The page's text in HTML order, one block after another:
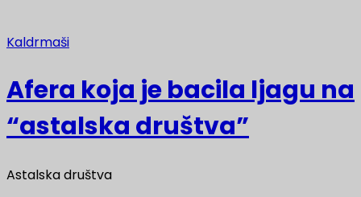
Kaldrmaši
Afera koja je bacila ljagu na
“astalska društva”
Astalska društva